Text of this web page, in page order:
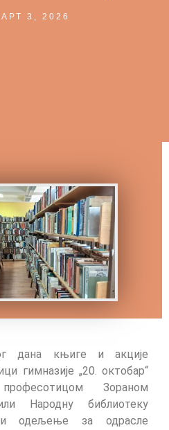
3, 2026
дана књиге и акције
гимназије „20. октобар“
Зораном
Народну библиотеку
одељење за одрасле